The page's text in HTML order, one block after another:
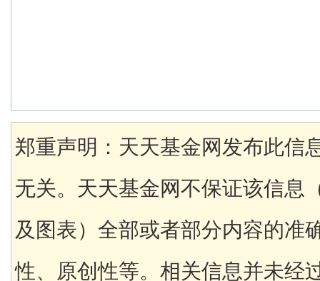
郑重声明：天天基金网发布此信
无关。天天基金网不保证该信息
及图表）全部或者部分内容的准
性、原创性等。相关信息并未经